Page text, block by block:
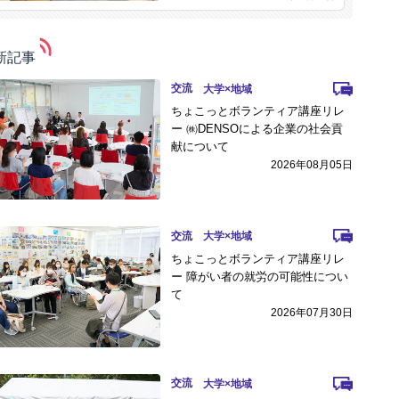
記事
交流
ちょこっとボランティア講座リレ
ー ㈱DENSOによる企業の社会貢
献について
2026年08月05日
交流
ちょこっとボランティア講座リレ
ー 障がい者の就労の可能性につい
て
2026年07月30日
交流